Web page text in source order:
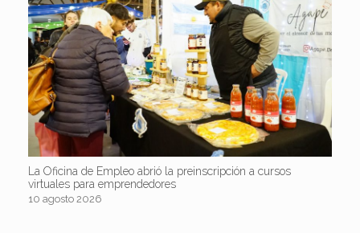
La Oficina de Empleo abrió la preinscripción a cursos
virtuales para emprendedores
10 agosto 2026